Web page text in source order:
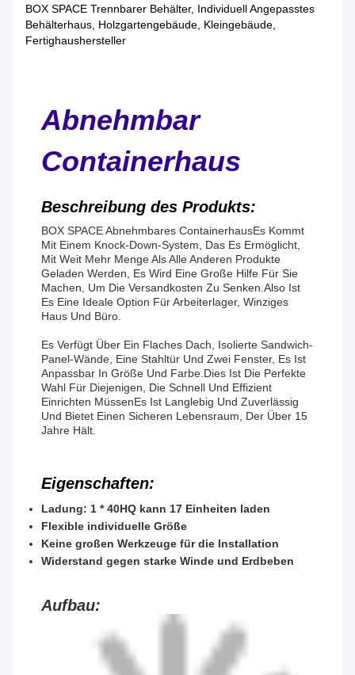
BOX SPACE Trennbarer Behälter, Individuell Angepasstes
Behälterhaus, Holzgartengebäude, Kleingebäude,
Fertighaushersteller
Abnehmbar
Containerhaus
Beschreibung des Produkts:
BOX SPACE Abnehmbares ContainerhausEs Kommt
Mit Einem Knock-Down-System, Das Es Ermöglicht,
Mit Weit Mehr Menge Als Alle Anderen Produkte
Geladen Werden, Es Wird Eine Große Hilfe Für Sie
Machen, Um Die Versandkosten Zu Senken.Also Ist
Es Eine Ideale Option Für Arbeiterlager, Winziges
Haus Und Büro.
Es Verfügt Über Ein Flaches Dach, Isolierte Sandwich-
Panel-Wände, Eine Stahltür Und Zwei Fenster, Es Ist
Anpassbar In Größe Und Farbe.Dies Ist Die Perfekte
Wahl Für Diejenigen, Die Schnell Und Effizient
Einrichten MüssenEs Ist Langlebig Und Zuverlässig
Und Bietet Einen Sicheren Lebensraum, Der Über 15
Jahre Hält.
Eigenschaften:
Ladung: 1 * 40HQ kann 17 Einheiten laden
Flexible individuelle Größe
Keine großen Werkzeuge für die Installation
Widerstand gegen starke Winde und Erdbeben
Aufbau: